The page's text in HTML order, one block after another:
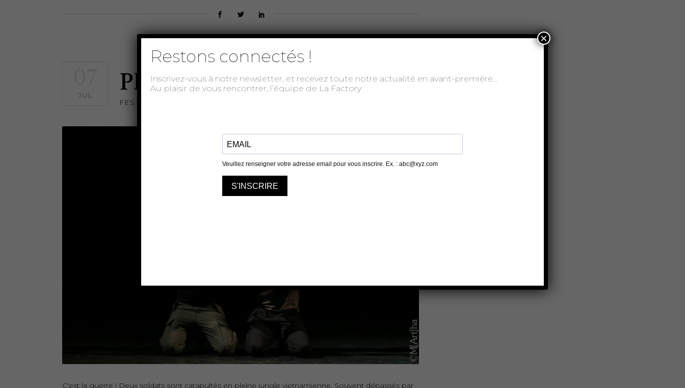
JUL Play War
FESTIVAL OFF
C'est la guerre ! Deux soldats sont catapultés en pleine jungle vietnamienne. Souvent dépassés par
Restons connectés !
Inscrivez-vous à notre newsletter, et recevez toute notre actualité en avant-première…
Au plaisir de vous rencontrer, l’équipe de La Factory
×